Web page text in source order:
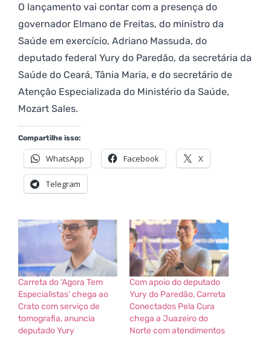
O lançamento vai contar com a presença do
governador Elmano de Freitas, do ministro da
Saúde em exercício, Adriano Massuda, do
deputado federal Yury do Paredão, da secretária da
Saúde do Ceará, Tânia Maria, e do secretário de
Atenção Especializada do Ministério da Saúde,
Mozart Sales.
Compartilhe isso:
WhatsApp Facebook X
Telegram
Carreta do ‘Agora Tem
Especialistas’ chega ao
Crato com serviço de
tomografia, anuncia
deputado Yury
Com apoio do deputado
Yury do Paredão, Carreta
Conectados Pela Cura
chega a Juazeiro do
Norte com atendimentos